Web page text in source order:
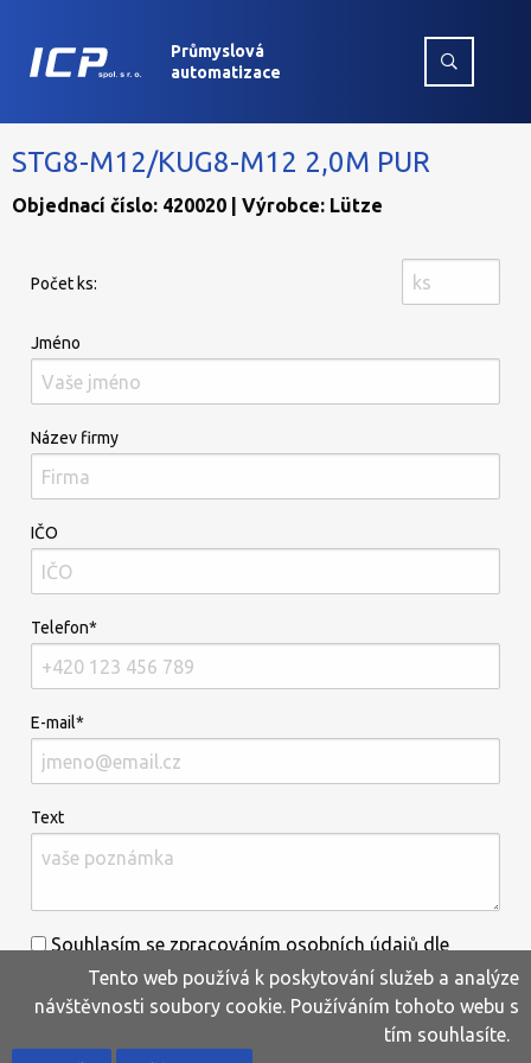
Průmyslová
automatizace
STG8-M12/KUG8-M12 2,0M PUR
Objednací číslo: 420020 | Výrobce: Lütze
Počet ks:
Jméno
Název firmy
IČO
Telefon*
E-mail*
Text
Souhlasím se zpracováním osobních údajů dle
informací uvedenýchzde.*
Tento web používá k poskytování služeb a analýze
návštěvnosti soubory cookie. Používáním tohoto webu s
tím souhlasíte.